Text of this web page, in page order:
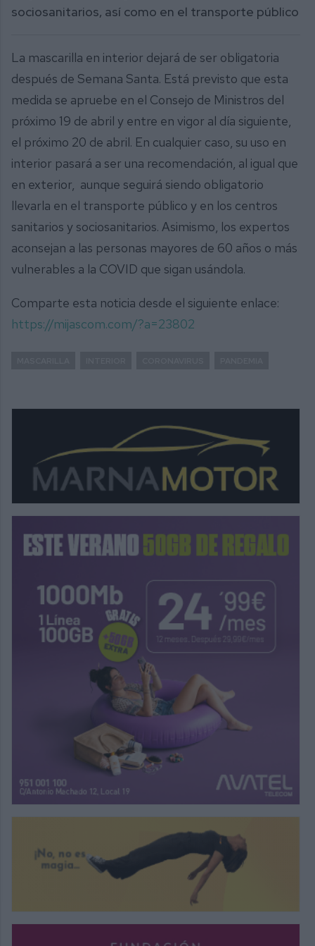
sociosanitarios, así como en el transporte público
La mascarilla en interior dejará de ser obligatoria
después de Semana Santa. Está previsto que esta
medida se apruebe en el Consejo de Ministros del
próximo 19 de abril y entre en vigor al día siguiente,
el próximo 20 de abril. En cualquier caso, su uso en
interior pasará a ser una recomendación, al igual que
en exterior, aunque seguirá siendo obligatorio
llevarla en el transporte público y en los centros
sanitarios y sociosanitarios. Asimismo, los expertos
aconsejan a las personas mayores de 60 años o más
vulnerables a la COVID que sigan usándola.
Comparte esta noticia desde el siguiente enlace:
https://mijascom.com/?a=23802